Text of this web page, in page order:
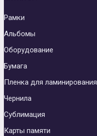
Рамки
Альбомы
Оборудование
Бумага
Пленка для ламинирования
Чернила
Сублимация
Карты памяти